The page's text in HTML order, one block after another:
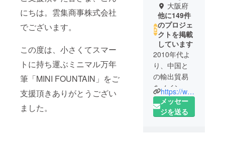
にちは。雲集商事株式会社
でございます。
この度は、小さくてスマー
トに持ち運ぶミニマル万年
筆「MINI FOUNTAIN」をご
支援頂きありがとうござい
ました。
大阪府
他に149件
のプロジェ
クトを掲載
しています
2010年代よ
り、中国と
の輸出貿易
をメイン業
務として、
会社を設立
https://www.facebook.com/Unsyu-225446938330839/
メッセー
ジを送る